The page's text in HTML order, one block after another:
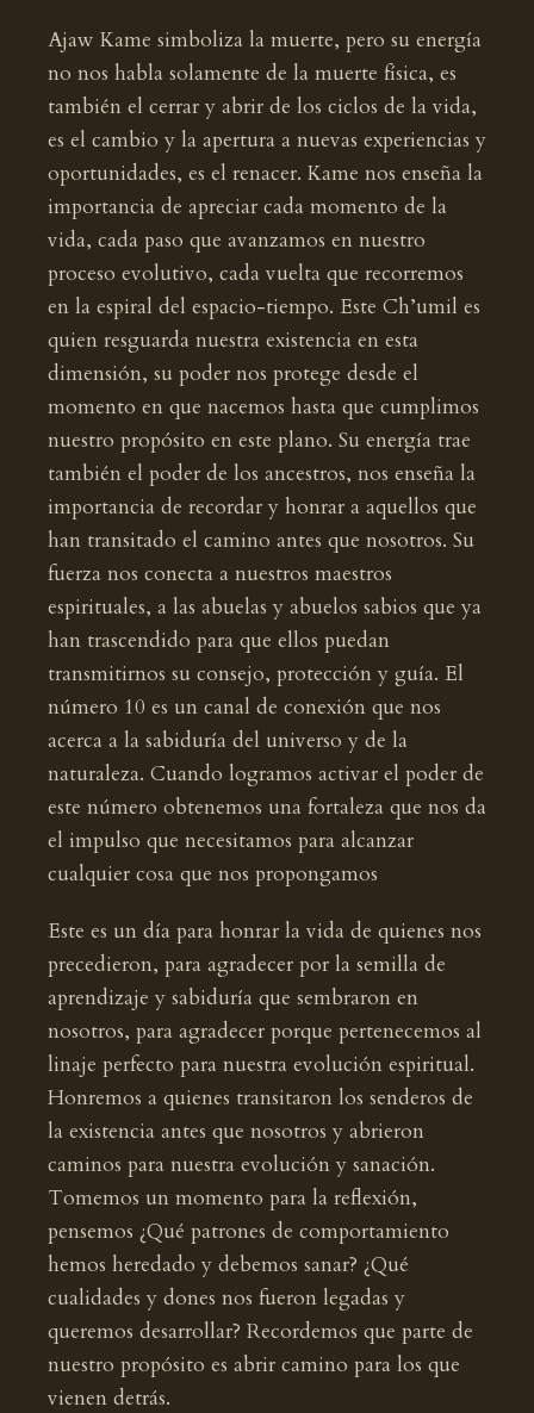
Ajaw Kame simboliza la muerte, pero su energía
no nos habla solamente de la muerte física, es
también el cerrar y abrir de los ciclos de la vida,
es el cambio y la apertura a nuevas experiencias y
oportunidades, es el renacer. Kame nos enseña la
importancia de apreciar cada momento de la
vida, cada paso que avanzamos en nuestro
proceso evolutivo, cada vuelta que recorremos
en la espiral del espacio-tiempo. Este Ch’umil es
quien resguarda nuestra existencia en esta
dimensión, su poder nos protege desde el
momento en que nacemos hasta que cumplimos
nuestro propósito en este plano. Su energía trae
también el poder de los ancestros, nos enseña la
importancia de recordar y honrar a aquellos que
han transitado el camino antes que nosotros. Su
fuerza nos conecta a nuestros maestros
espirituales, a las abuelas y abuelos sabios que ya
han trascendido para que ellos puedan
transmitirnos su consejo, protección y guía. El
número 10 es un canal de conexión que nos
acerca a la sabiduría del universo y de la
naturaleza. Cuando logramos activar el poder de
este número obtenemos una fortaleza que nos da
el impulso que necesitamos para alcanzar
cualquier cosa que nos propongamos
Este es un día para honrar la vida de quienes nos
precedieron, para agradecer por la semilla de
aprendizaje y sabiduría que sembraron en
nosotros, para agradecer porque pertenecemos al
linaje perfecto para nuestra evolución espiritual.
Honremos a quienes transitaron los senderos de
la existencia antes que nosotros y abrieron
caminos para nuestra evolución y sanación.
Tomemos un momento para la reflexión,
pensemos ¿Qué patrones de comportamiento
hemos heredado y debemos sanar? ¿Qué
cualidades y dones nos fueron legadas y
queremos desarrollar? Recordemos que parte de
nuestro propósito es abrir camino para los que
vienen detrás.